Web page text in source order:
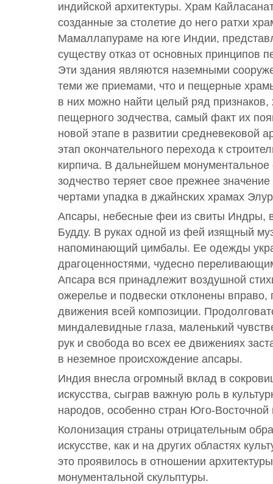
индийской архитектуры. Храм
созданные за столетие до него ратхи
Мамаллапураме на юге Индии,
существу отказ от основных принципов
Эти здания являются наземными
теми же приемами, что и пещерные
в них можно найти целый ряд признаков,
пещерного зодчества, самый факт их
новой этапе в развитии средневековой
этап окончательного перехода к
кирпича. В дальнейшем
зодчество теряет свое прежнее
чертами упадка в джайнских храмах
Апсары, небесные феи из свиты Индры,
Будду. В руках одной из фей изящный
напоминающий цимбалы. Ее одежды
драгоценностями, чудесно
Апсара вся принадлежит воздушной
ожерелье и подвески отклонены вправо,
движения всей композиции.
миндалевидные глаза, маленький
рук и свобода во всех ее движениях
в неземное происхождение апсары.
Индия внесла огромный вклад в
искусства, сыграв важную роль в
народов, особенно стран Юго-
Колонизация страны отрицательным
искусстве, как и на других областях
это проявилось в отношении
монументальной скульптуры.